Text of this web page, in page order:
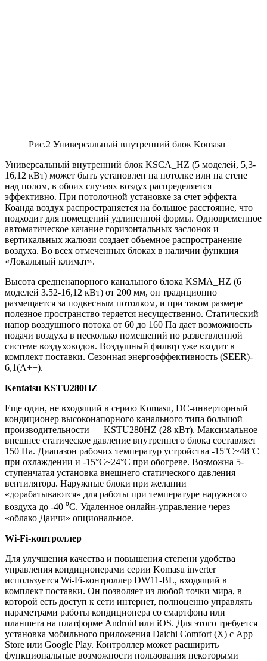
Рис.2 Универсальный внутренний блок Komasu
Универсальный внутренний блок KSCA_HZ (5 моделей, 5,3-
16,12 кВт) может быть установлен на потолке или на стене
над полом, в обоих случаях воздух распределяется
эффективно. При потолочной установке за счет эффекта
Коанда воздух распространяется на большое расстояние, что
подходит для помещений удлиненной формы. Одновременное
автоматическое качание горизонтальных заслонок и
вертикальных жалюзи создает объемное распространение
воздуха. Во всех отмеченных блоках в наличии функция
«Локальный климат».
Высота средненапорного канального блока KSMA_HZ (6
моделей 3.52-16,12 кВт) от 200 мм, он традиционно
размещается за подвесным потолком, и при таком размере
полезное пространство теряется несущественно. Статический
напор воздушного потока от 60 до 160 Па дает возможность
подачи воздуха в несколько помещений по разветвленной
системе воздуховодов. Воздушный фильтр уже входит в
комплект поставки. Сезонная энергоэффективность (SEER)-
6,1(А++).
Kentatsu KSTU280HZ
Еще один, не входящий в серию Komasu, DC-инверторный
кондиционер высоконапорного канального типа большой
производительности — KSTU280HZ (28 кВт). Максимальное
внешнее статическое давление внутреннего блока составляет
150 Па. Диапазон рабочих температур устройства -15°С~48°С
при охлаждении и -15°С~24°С при обогреве. Возможна 5-
ступенчатая установка внешнего статического давления
вентилятора. Наружные блоки при желании
«дорабатываются» для работы при температуре наружного
воздуха до -40 ⁰С. Удаленное онлайн-управление через
«облако Даичи» опциональное.
Wi-Fi-контроллер
Для улучшения качества и повышения степени удобства
управления кондиционерами серии Komasu inverter
используется Wi-Fi-контроллер DW11-BL, входящий в
комплект поставки. Он позволяет из любой точки мира, в
которой есть доступ к сети интернет, полноценно управлять
параметрами работы кондиционера со смартфона или
планшета на платформе Android или iOS. Для этого требуется
установка мобильного приложения Daichi Comfort (X) с App
Store или Google Play. Контроллер может расширить
функциональные возможности пользования некоторыми